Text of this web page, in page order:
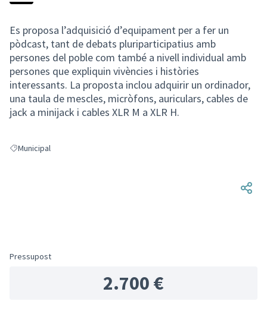
Es proposa l’adquisició d’equipament per a fer un
pòdcast, tant de debats pluriparticipatius amb
persones del poble com també a nivell individual amb
persones que expliquin vivències i històries
interessants. La proposta inclou adquirir un ordinador,
una taula de mescles, micròfons, auriculars, cables de
jack a minijack i cables XLR M a XLR H.
Resultats en filtrar per: Municipal
Municipal
Pressupost
2.700 €